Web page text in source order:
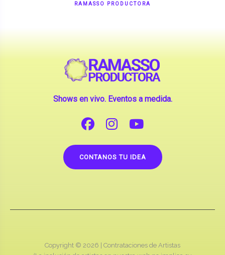
RAMASSO PRODUCTORA
Shows en vivo. Eventos a medida.
CONTANOS TU IDEA
Copyright © 2026 | Contrataciones de Artistas